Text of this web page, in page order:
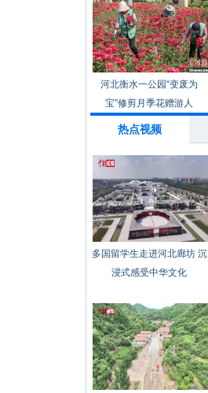
河北衡水一公园“变废为
宝”修剪月季花赠游人
热点视频
多国留学生走进河北廊坊 沉
浸式感受中华文化